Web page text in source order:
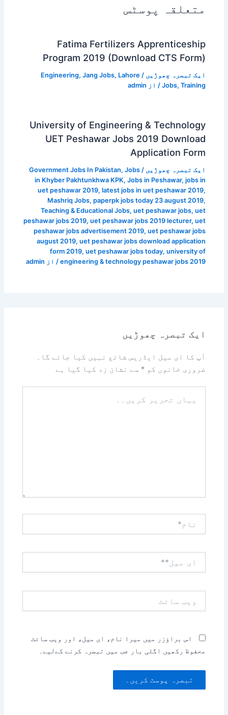
متعلقہ پوسٹس
Fatima Fertilizers Apprenticeship
Program 2019 (Download CTS Form)
ایک تبصرہ چھوڑیں /
Engineering, Jang Jobs, Lahore
Jobs, Training / از admin
University of Engineering & Technology
UET Peshawar Jobs 2019 Download
Application Form
ایک تبصرہ چھوڑیں /
Government Jobs In Pakistan, Jobs
in Khyber Pakhtunkhwa KPK, Jobs in Peshawar, jobs in
uet peshawar 2019, latest jobs in uet peshawar 2019,
Mashriq Jobs, paperpk jobs today 23 august 2019,
Teaching & Educational Jobs, uet peshawar jobs, uet
peshawar jobs 2019, uet peshawar jobs 2019 lecturer, uet
peshawar jobs advertisement 2019, uet peshawar jobs
august 2019, uet peshawar jobs download application
form 2019, uet peshawar jobs today, university of
engineering & technology peshawar jobs 2019 / از admin
ایک تبصرہ چھوڑیں
آپ کا ای میل ایڈریس شائع نہیں کیا جائے گا۔
ضروری خانوں کو* سے نشان زد کیا گیا ہے
تحریر
میل**
سائٹ
اس براؤزر میں میرا نام، ای میل، اور ویب سائٹ
محفوظ رکھیں اگلی بار جب میں تبصرہ کرنے کےلیے۔